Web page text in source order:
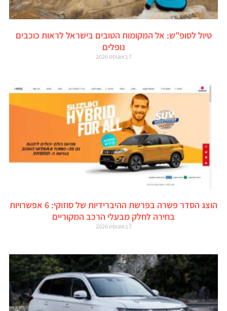
טיול לסופ"ש: אל המקומות הטובים בישראל לראות כוכבים
נופלים
7 באוגוסט 2026
הוצג הסדר פשרה בפרשת ההיברידיות של סוזוקי: 6 אפשרויות
בחירה לחלק מבעלי הרכב המקוריים
7 באוגוסט 2026